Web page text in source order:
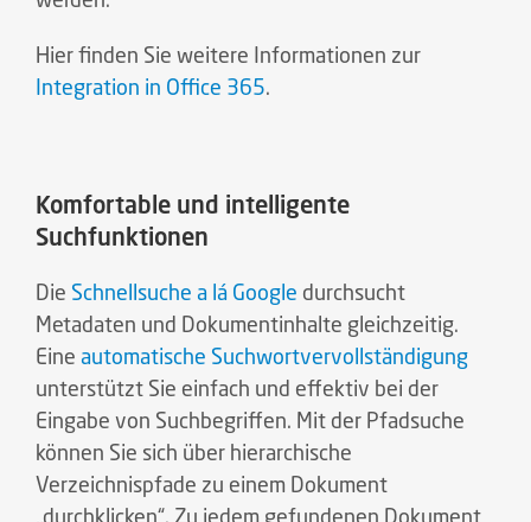
Hier finden Sie weitere Informationen zur
Integration in Office 365.
Komfortable und intelligente
Suchfunktionen
Die Schnellsuche a lá Google durchsucht
Metadaten und Dokumentinhalte gleichzeitig.
Eine automatische Suchwortvervollständigung
unterstützt Sie einfach und effektiv bei der
Eingabe von Suchbegriffen. Mit der Pfadsuche
können Sie sich über hierarchische
Verzeichnispfade zu einem Dokument